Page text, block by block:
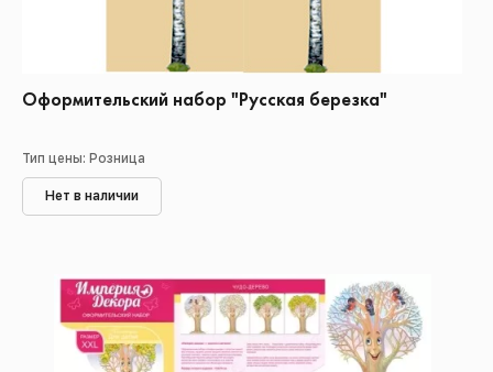
Оформительский набор "Русская березка"
Тип цены: Розница
Нет в наличии